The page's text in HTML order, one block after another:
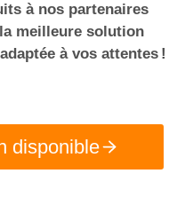
à nos partenaires
meilleure solution
à vos attentes !
disponible